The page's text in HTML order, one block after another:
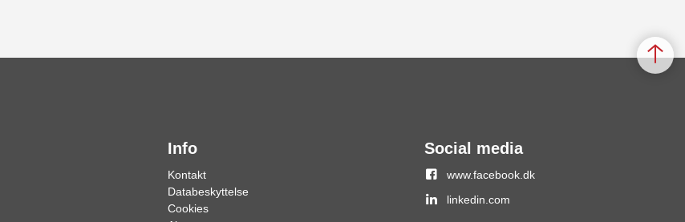
Info
Kontakt
Databeskyttelse
Cookies
Social media
www.facebook.dk
linkedin.com